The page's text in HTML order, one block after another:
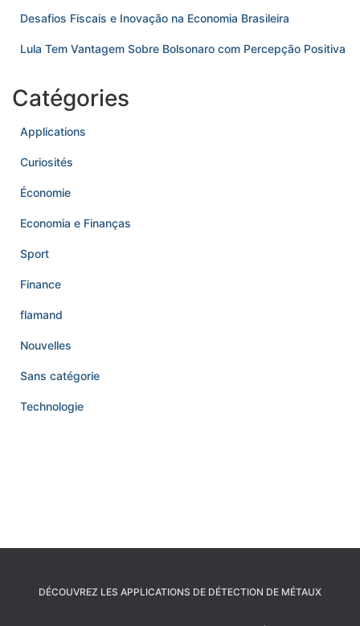
Desafios Fiscais e Inovação na Economia Brasileira
Lula Tem Vantagem Sobre Bolsonaro com Percepção Positiva
Catégories
Applications
Curiosités
Économie
Economia e Finanças
Sport
Finance
flamand
Nouvelles
Sans catégorie
Technologie
DÉCOUVREZ LES APPLICATIONS DE DÉTECTION DE MÉTAUX